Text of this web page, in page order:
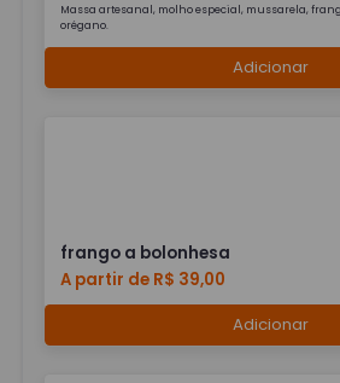
Massa artesanal, molho especial, mussarela,
orégano.
Adicionar
frango a bolonhesa
A partir de R$ 39,00
Adicionar